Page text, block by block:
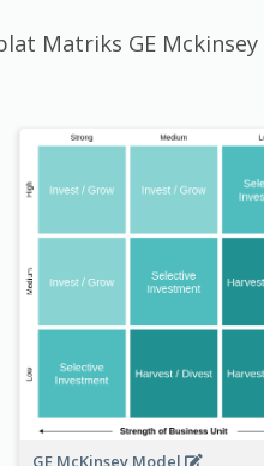
Matriks GE Mckinsey
GE McKinsey Model